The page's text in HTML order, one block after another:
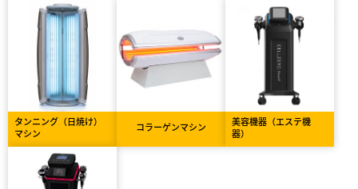
タンニング（日焼け）
マシン
コラーゲンマシン
美容機器（エステ機
器）